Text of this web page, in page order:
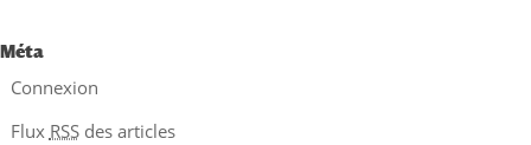
Méta
Connexion
Flux RSSdes articles